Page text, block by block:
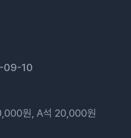
09-10
원, A석 20,000원